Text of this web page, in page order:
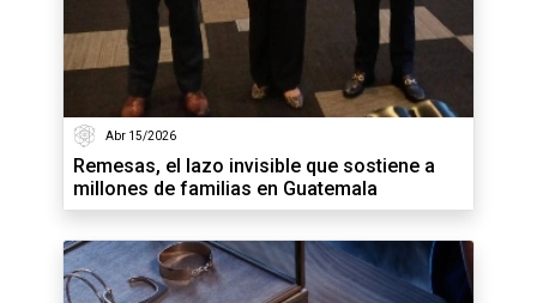
Abr 15/2026
Remesas, el lazo invisible que sostiene a
millones de familias en Guatemala